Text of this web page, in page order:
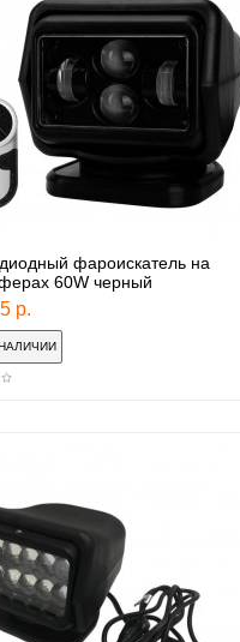
фароискатель на
60W черный
р.